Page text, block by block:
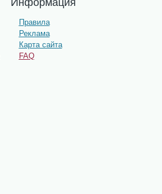
Информация
Правила
Реклама
Карта сайта
FAQ